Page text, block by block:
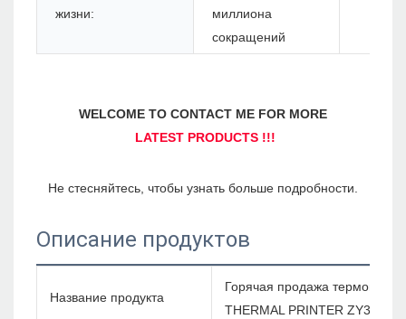
жизни:
миллиона
сокращений
Описание продуктов
Название продукта
Горячая продажа
THERMAL PRINTER ZY308